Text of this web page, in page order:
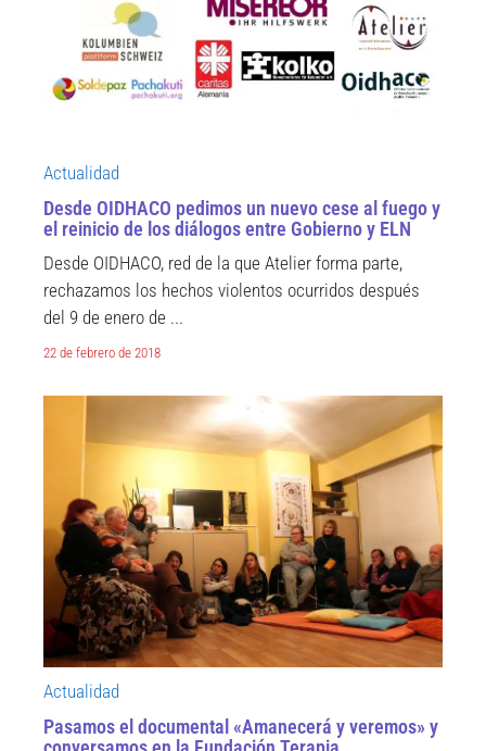
Actualidad
Desde OIDHACO pedimos un nuevo cese al fuego y
el reinicio de los diálogos entre Gobierno y ELN
Desde OIDHACO, red de la que Atelier forma parte,
rechazamos los hechos violentos ocurridos después
del 9 de enero de ...
22 de febrero de 2018
Actualidad
Pasamos el documental «Amanecerá y veremos» y